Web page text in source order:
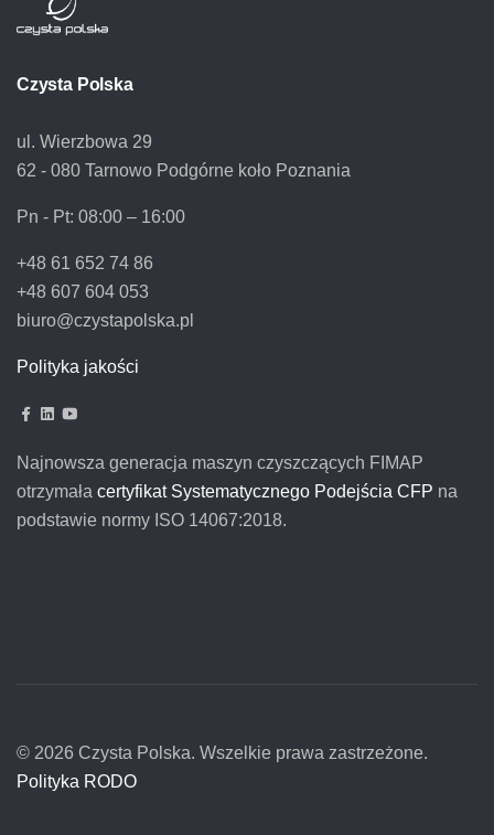
Czysta Polska
ul. Wierzbowa 29
62 - 080 Tarnowo Podgórne koło Poznania
Pn - Pt: 08:00 – 16:00
+48 61 652 74 86
+48 607 604 053
biuro@czystapolska.pl
Polityka jakości
Najnowsza generacja maszyn czyszczących FIMAP
otrzymała certyfikat Systematycznego Podejścia CFP na
podstawie normy ISO 14067:2018.
© 2026 Czysta Polska. Wszelkie prawa zastrzeżone.
Polityka RODO